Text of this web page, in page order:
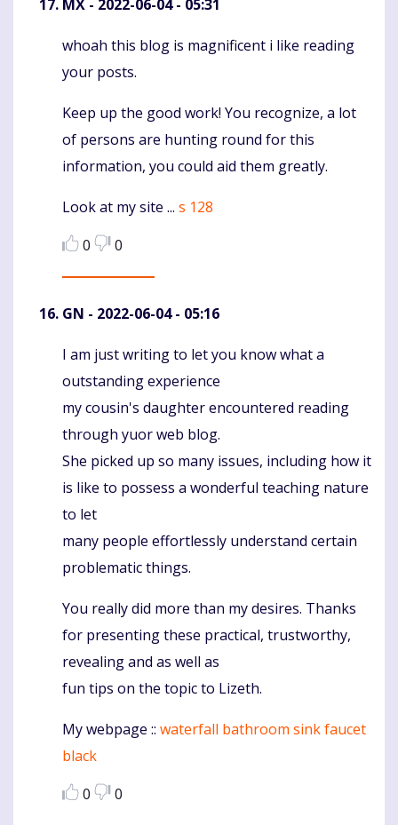
MX - 2022-06-04 - 05:31
Komentaras
whoah this blog is magnificent i like reading
your posts.
Keep up the good work! You recognize, a lot
of persons are hunting round for this
information, you could aid them greatly.
Look at my site ... s 128
0
0
GN - 2022-06-04 - 05:16
Komentaras
I am just writing to let you know what a
outstanding experience
my cousin's daughter encountered reading
through yuor web blog.
She picked up so many issues, including how it
is like to possess a wonderful teaching nature
to let
many people effortlessly understand certain
problematic things.
You really did more than my desires. Thanks
for presenting these practical, trustworthy,
revealing and as well as
fun tips on the topic to Lizeth.
My webpage :: waterfall bathroom sink faucet
black
0
0